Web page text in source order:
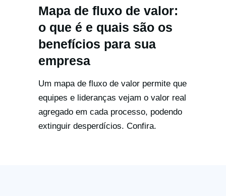
Mapa de fluxo de valor:
o que é e quais são os
benefícios para sua
empresa
Um mapa de fluxo de valor permite que
equipes e lideranças vejam o valor real
agregado em cada processo, podendo
extinguir desperdícios. Confira.